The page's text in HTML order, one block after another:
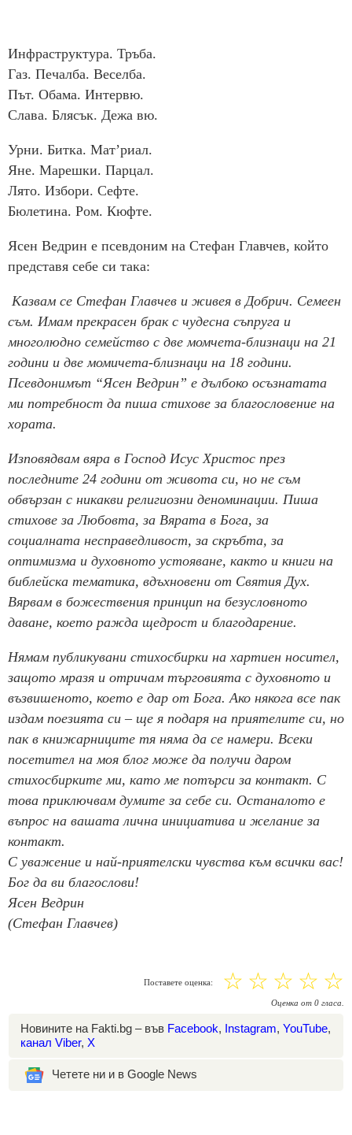
Инфраструктура. Тръба.
Газ. Печалба. Веселба.
Път. Обама. Интервю.
Слава. Блясък. Дежа вю.
Урни. Битка. Мат’риал.
Яне. Марешки. Парцал.
Лято. Избори. Сефте.
Бюлетина. Ром. Кюфте.
Ясен Ведрин е псевдоним на Стефан Главчев, който
представя себе си така:
Казвам се Стефан Главчев и живея в Добрич. Семеен
съм. Имам прекрасен брак с чудесна съпруга и
многолюдно семейство с две момчета-близнаци на 21
години и две момичета-близнаци на 18 години.
Псевдонимът “Ясен Ведрин” е дълбоко осъзнатата
ми потребност да пиша стихове за благословение на
хората.
Изповядвам вяра в Господ Исус Христос през
последните 24 години от живота си, но не съм
обвързан с никакви религиозни деноминации. Пиша
стихове за Любовта, за Вярата в Бога, за
социалната несправедливост, за скръбта, за
оптимизма и духовното устояване, както и книги на
библейска тематика, вдъхновени от Святия Дух.
Вярвам в божествения принцип на безусловното
даване, което ражда щедрост и благодарение.
Нямам публикувани стихосбирки на хартиен носител,
защото мразя и отричам търговията с духовното и
възвишеното, което е дар от Бога. Ако някога все пак
издам поезията си – ще я подаря на приятелите си, но
пак в книжарниците тя няма да се намери. Всеки
посетител на моя блог може да получи даром
стихосбирките ми, като ме потърси за контакт. С
това приключвам думите за себе си. Останалото е
въпрос на вашата лична инициатива и желание за
контакт.
С уважение и най-приятелски чувства към всички вас!
Бог да ви благослови!
Ясен Ведрин
(Стефан Главчев)
Поставете оценка: ☆
☆
☆
☆
☆
Оценка от 0 гласа.
Новините на Fakti.bg – във Facebook, Instagram, YouTube,
канал Viber, X
Четете ни и в Google News